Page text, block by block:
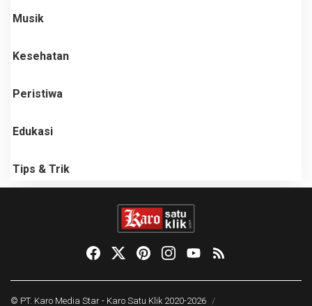
Musik
Kesehatan
Peristiwa
Edukasi
Tips & Trik
© PT. Karo Media Star - Karo Satu Klik2020-2026